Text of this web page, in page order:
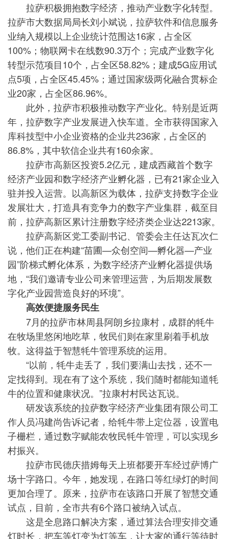
拉萨积极拥抱数字经济，推动产业数字化转型。
拉萨市大数据局局长刘小斌说，拉萨软件和信息服务
业纳入规模以上企业统计范围达16家，占全区
100%；物联网卡在线数90.3万个；完成产业数字化
转型示范项目10个，占全区58.82%；建成5G应用试
点5项，占全区45.45%；通过国家级两化融合贯标企
业20家，占全区86.96%。
此外，拉萨市积极推动数字产业化。特别是近两
年，拉萨数字产业发展进入快车道。全市获得国家入
库科技型中小企业资格的企业共236家，占全区的
86.8%，其中软信企业共有160余家。
拉萨市高新区投资5.2亿元，建成西藏首个数字
经济产业园和数字经济产业孵化器，已有21家企业入
驻并投入运营。以高新区为载体，拉萨支持数字企业
发展壮大，打造具有竞争力的数字产业集群，截至目
前，拉萨高新区累计注册数字经济类企业达2213家。
拉萨高新区党工委副书记、管委会主任达瓦次仁
说，他们正在构建“苗圃—众创空间—孵化器—产业
园”阶梯式孵化体系，为数字经济产业孵化器提供场
地，“我们邀请专业公司来管理运营，为后期发展数
字化产业园营造良好的环境”。
高效便捷服务民生
7月的拉萨市林周县阿朗乡拉康村，成群的牦牛
在牧场里悠闲地吃草，牧民们则在家里刷着手机放
牧。这得益于智慧牦牛管理系统的运用。
“以前，牦牛走丢了，我们要满山去找，还不一
定找得到。现在有了这个系统，我们随时都能知道牦
牛的位置和健康状况。”拉康村村民达瓦说。
研发该系统的拉萨数字经济产业集团有限公司工
作人员冯建尚告诉记者，给牦牛带上定位器，设置电
子栅栏，通过数字赋能农牧民牦牛管理，可以实现乡
村振兴。
拉萨市民德庆措姆每天上班都要开车经过萨博广
场十字路口。今年，她发现，在路口等红绿灯的时间
更加合理了。原来，拉萨市在该路口开展了智慧交通
试点，目前，全市共有6个路口被纳入试点。
这是全息路口解决方案，通过算法合理安排交通
灯时长，把车等灯变为灯等车，让大家的通行等待时